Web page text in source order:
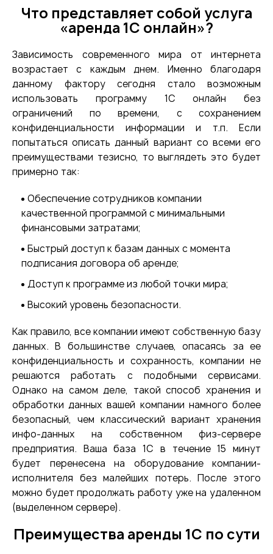
Что представляет собой услуга
«аренда 1С онлайн»?
Зависимость современного мира от интернета
возрастает с каждым днем. Именно благодаря
данному фактору сегодня стало возможным
использовать программу 1С онлайн без
ограничений по времени, с сохранением
конфиденциальности информации и т.п. Если
попытаться описать данный вариант со всеми его
преимуществами тезисно, то выглядеть это будет
примерно так:
Обеспечение сотрудников компании
качественной программой с минимальными
финансовыми затратами;
Быстрый доступ к базам данных с момента
подписания договора об аренде;
Доступ к программе из любой точки мира;
Высокий уровень безопасности.
Как правило, все компании имеют собственную базу
данных. В большинстве случаев, опасаясь за ее
конфиденциальность и сохранность, компании не
решаются работать с подобными сервисами.
Однако на самом деле, такой способ хранения и
обработки данных вашей компании намного более
безопасный, чем классический вариант хранения
инфо-данных на собственном физ-сервере
предприятия. Ваша база 1С в течение 15 минут
будет перенесена на оборудование компании-
исполнителя без малейших потерь. После этого
можно будет продолжать работу уже на удаленном
(выделенном сервере).
Преимущества аренды 1С по сути